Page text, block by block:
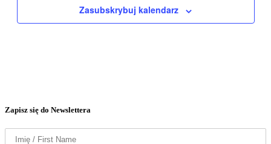
Zasubskrybuj kalendarz
Zapisz się do Newslettera